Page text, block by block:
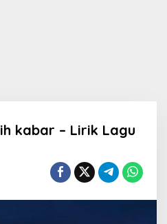
kabar – Lirik Lagu